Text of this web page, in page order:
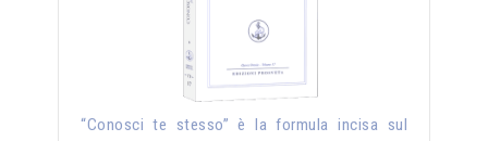
“Conosci te stesso” è la formula incisa sul